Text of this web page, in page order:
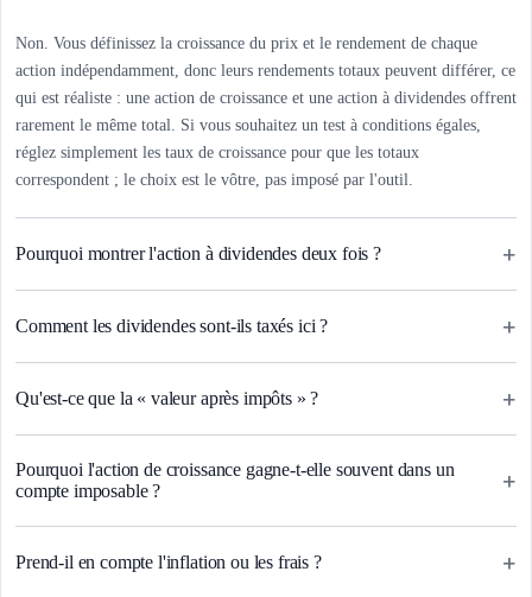
Non. Vous définissez la croissance du prix et le rendement de chaque
action indépendamment, donc leurs rendements totaux peuvent différer, ce
qui est réaliste : une action de croissance et une action à dividendes offrent
rarement le même total. Si vous souhaitez un test à conditions égales,
réglez simplement les taux de croissance pour que les totaux
correspondent ; le choix est le vôtre, pas imposé par l'outil.
Pourquoi montrer l'action à dividendes deux fois ? +
Comment les dividendes sont-ils taxés ici ? +
Qu'est-ce que la « valeur après impôts » ? +
Pourquoi l'action de croissance gagne-t-elle souvent dans un
compte imposable ?
+
Prend-il en compte l'inflation ou les frais ? +